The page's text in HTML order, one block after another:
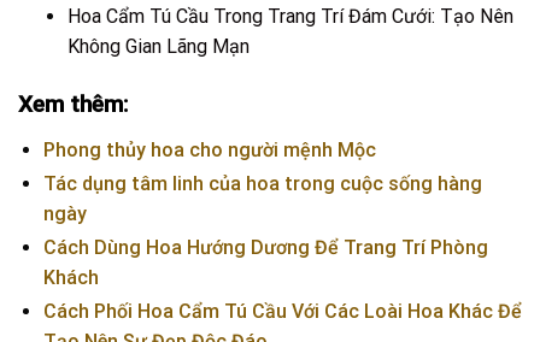
Hoa Cẩm Tú Cầu Trong Trang Trí Đám Cưới: Tạo Nên
Không Gian Lãng Mạn
Xem thêm:
Phong thủy hoa cho người mệnh Mộc
Tác dụng tâm linh của hoa trong cuộc sống hàng
ngày
Cách Dùng Hoa Hướng Dương Để Trang Trí Phòng
Khách
Cách Phối Hoa Cẩm Tú Cầu Với Các Loài Hoa Khác Để